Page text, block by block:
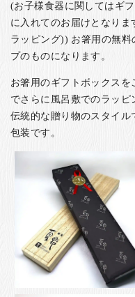
(お子様食器に関してはギ
に入れてのお届けとなり
ラッピング)) お箸用の無
プのものになります。
お箸用のギフトボックス
でさらに風呂敷でのラッ
伝統的な贈り物のスタイ
包装です。